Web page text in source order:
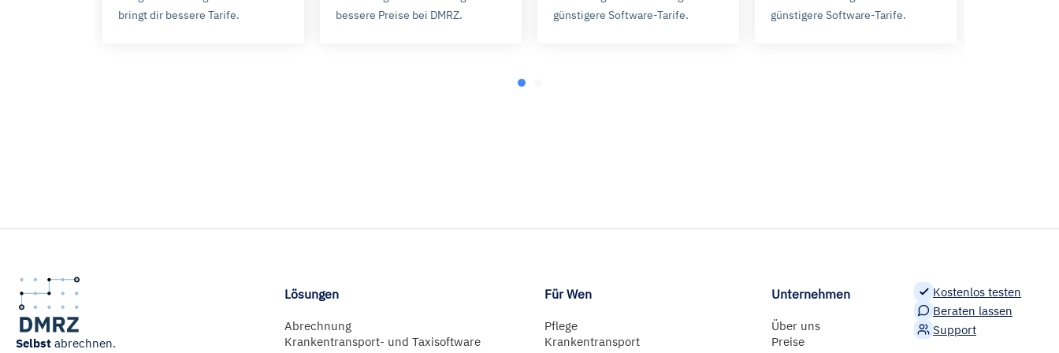
Impressum ist
abrufbar.
bringt dir bessere Tarife.
bessere Preise bei DMRZ.
günstigere Software-Tarife.
günstigere Software-Tarife.
Selbst abrechnen.
Lösungen
Abrechnung
Krankentransport- und Taxisoftware
Für Wen
Pflege
Krankentransport
Unternehmen
Über uns
Preise
Kostenlos testen
Beraten lassen
Support